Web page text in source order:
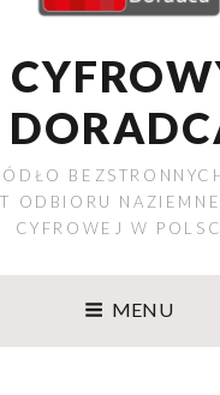
ODBIORU
CYFROWEJ W
MENU